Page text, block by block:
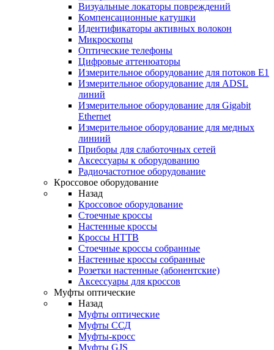
Визуальные локаторы повреждений
Компенсационные катушки
Идентификаторы активных волокон
Микроскопы
Оптические телефоны
Цифровые аттенюаторы
Измерительное оборудование для потоков Е1
Измерительное оборудование для ADSL
линий
Измерительное оборудование для Gigabit
Ethernet
Измерительное оборудование для медных
линиий
Приборы для слаботочных сетей
Аксессуары к оборудованию
Радиочастотное оборудование
Кроссовое оборудование
Назад
Кроссовое оборудование
Стоечные кроссы
Настенные кроссы
Кроссы HTTB
Стоечные кроссы собранные
Настенные кроссы собранные
Розетки настенные (абонентские)
Аксессуары для кроссов
Муфты оптические
Назад
Муфты оптические
Муфты ССД
Муфты-кросс
Муфты GJS